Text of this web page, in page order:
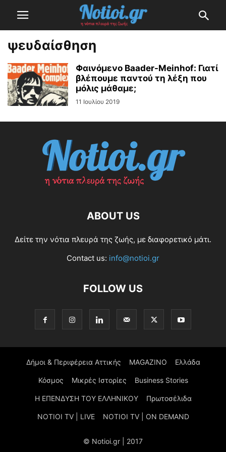
ψευδαίσθηση
Φαινόμενο Baader-Meinhof: Γιατί
βλέπουμε παντού τη λέξη που
μόλις μάθαμε;
11 Ιουλίου 2019
ABOUT US
Δείτε την νότια πλευρά της ζωής, με διαφορετικό μάτι.
Contact us: info@notioi.gr
FOLLOW US
Δήμοι & Περιφέρεια Αττικής MAGAZINO Ελλάδα
Κόσμος Μικρές Ιστορίες Business Stories
Η ΕΠΕΝΔΥΣΗ ΤΟΥ ΕΛΛΗΝΙΚΟΥ Πρωτοσέλιδα
NOTIOI TV | LIVE NOTIOI TV | ON DEMAND
© Notioi.gr | 2017